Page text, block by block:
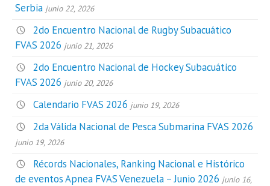
Serbia junio 22, 2026
2do Encuentro Nacional de Rugby Subacuático
FVAS 2026 junio 21, 2026
2do Encuentro Nacional de Hockey Subacuático
FVAS 2026 junio 20, 2026
Calendario FVAS 2026 junio 19, 2026
2da Válida Nacional de Pesca Submarina FVAS 2026
junio 19, 2026
Récords Nacionales, Ranking Nacional e Histórico
de eventos Apnea FVAS Venezuela – Junio 2026 junio 16,